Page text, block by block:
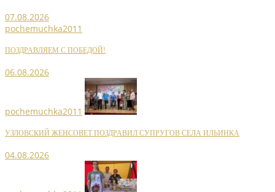
07.08.2026
pochemuchka2011
ПОЗДРАВЛЯЕМ С ПОБЕДОЙ!
06.08.2026
pochemuchka2011
УЗЛОВСКИЙ ЖЕНСОВЕТ ПОЗДРАВИЛ СУПРУГОВ СЕЛА ИЛЬИНКА
04.08.2026